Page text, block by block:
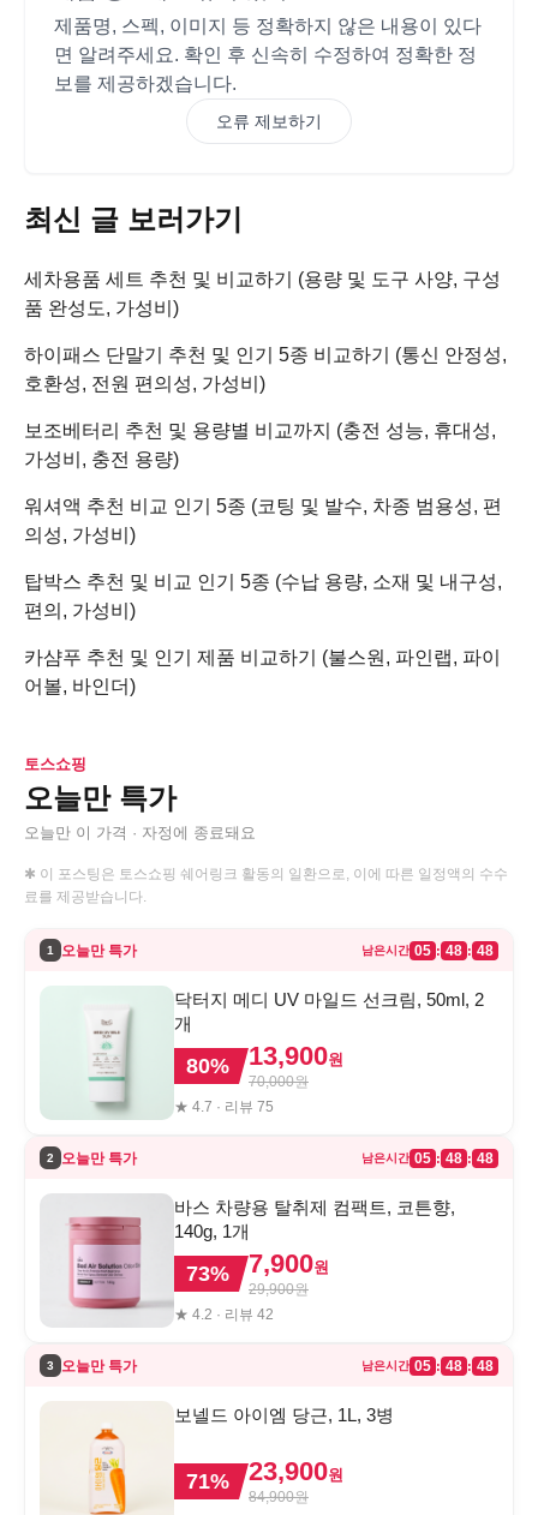
제품명, 스펙, 이미지 등 정확하지 않은 내용이 있다
면 알려주세요. 확인 후 신속히 수정하여 정확한 정
보를 제공하겠습니다.
오류 제보하기
최신 글 보러가기
세차용품 세트 추천 및 비교하기 (용량 및 도구 사양, 구성
품 완성도, 가성비)
하이패스 단말기 추천 및 인기 5종 비교하기 (통신 안정성,
호환성, 전원 편의성, 가성비)
보조베터리 추천 및 용량별 비교까지 (충전 성능, 휴대성,
가성비, 충전 용량)
워셔액 추천 비교 인기 5종 (코팅 및 발수, 차종 범용성, 편
의성, 가성비)
탑박스 추천 및 비교 인기 5종 (수납 용량, 소재 및 내구성,
편의, 가성비)
카샴푸 추천 및 인기 제품 비교하기 (불스원, 파인랩, 파이
어볼, 바인더)
토스쇼핑
오늘만 특가
오늘만 이 가격 · 자정에 종료돼요
✱ 이 포스팅은 토스쇼핑 쉐어링크 활동의 일환으로, 이에 따른 일정액의 수수
료를 제공받습니다.
1 오늘만 특가 남은시간 05 : 48 : 48
닥터지 메디 UV 마일드 선크림, 50ml, 2
개
80% 13,900원
70,000원
★ 4.7 · 리뷰 75
2 오늘만 특가 남은시간 05 : 48 : 48
바스 차량용 탈취제 컴팩트, 코튼향,
140g, 1개
73% 7,900원
29,900원
★ 4.2 · 리뷰 42
3 오늘만 특가 남은시간 05 : 48 : 48
보넬드 아이엠 당근, 1L, 3병
71% 23,900원
84,900원